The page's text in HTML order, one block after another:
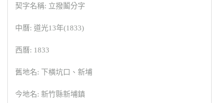
契字名稱: 立撥鬮分字
中曆: 道光13年(1833)
西曆: 1833
舊地名: 下橫坑口、新埔
今地名: 新竹縣新埔鎮